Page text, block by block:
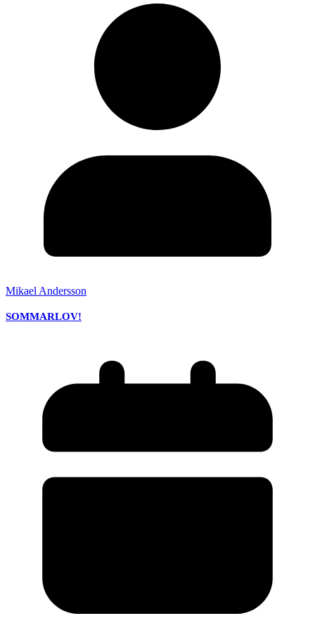
Mikael Andersson
SOMMARLOV!